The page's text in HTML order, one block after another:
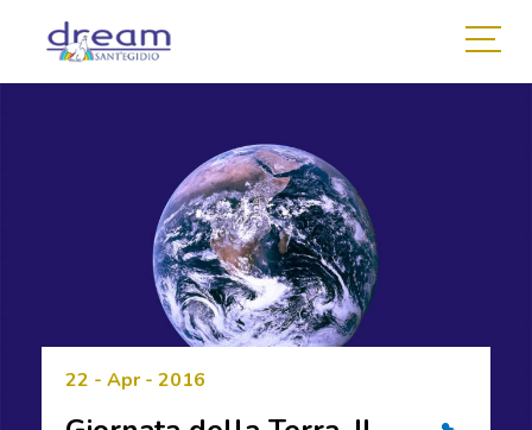
22 - Apr - 2016